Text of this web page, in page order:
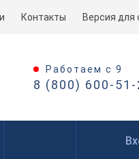
Контакты Версия для
Работаем с 9
8 (800) 600-51-